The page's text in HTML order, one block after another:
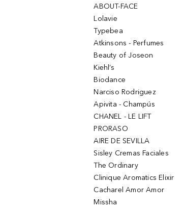
ABOUT-FACE
Lolavie
Typebea
Atkinsons - Perfumes
Beauty of Joseon
Kiehl’s
Biodance
Narciso Rodriguez
Apivita - Champús
CHANEL - LE LIFT
PRORASO
AIRE DE SEVILLA
Sisley Cremas Faciales
The Ordinary
Clinique Aromatics Elixir
Cacharel Amor Amor
Missha